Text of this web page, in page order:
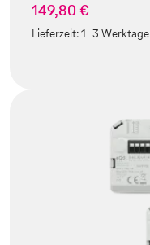
149,80 €
Lieferzeit:1-3 Werktage